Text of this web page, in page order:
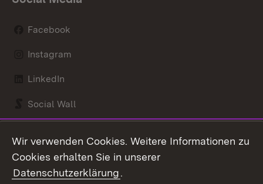
Facebook
Instagram
LinkedIn
Social Wall
Kontakt
Wir verwenden Cookies. Weitere Informationen zu
Cookies erhalten Sie in unserer
Datenschutzerklärung.